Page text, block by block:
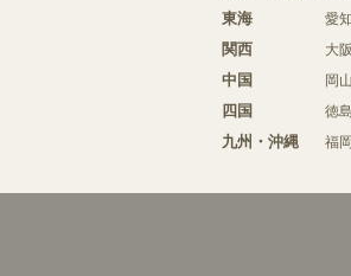
東海 愛
関西 大
中国 岡
四国 徳
九州・沖縄 福